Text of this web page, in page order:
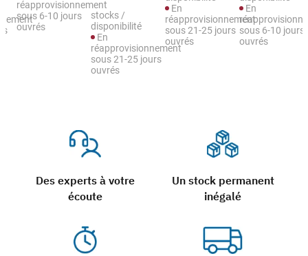
Des experts à votre
écoute
Un stock permanent
inégalé
réapprovisionnement
sous 6-10 jours
ouvrés
stocks /
disponibilité
En
réapprovisionnement
sous 21-25 jours
ouvrés
En
réapprovisionnement
sous 21-25 jours
ouvrés
En
sous 6-10 jours
ouvrés